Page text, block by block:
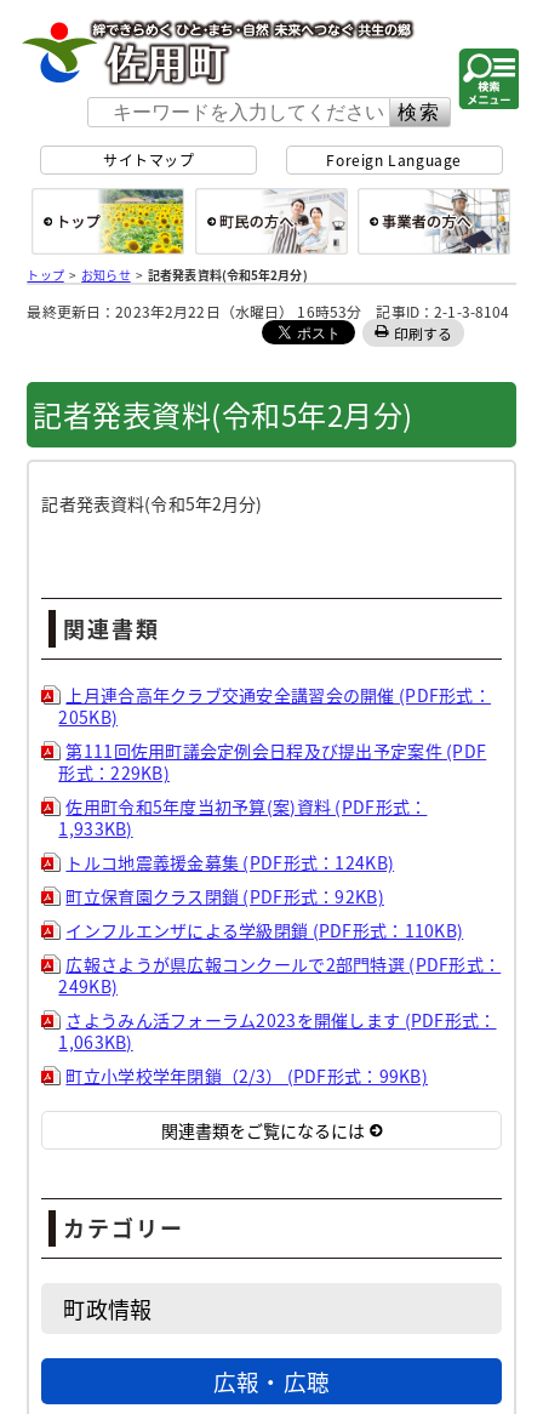
サイトマップ Foreign Language
総合トップ
トップ> お知らせ>記者発表資料(令和5年2月分)
最終更新日：2023年2月22日（水曜日） 16時53分 記事ID：2-1-3-8104
印刷する
記者発表資料(令和5年2月分)
記者発表資料(令和5年2月分)
関連書類
上月連合高年クラブ交通安全講習会の開催 (PDF形式：
205KB)
第111回佐用町議会定例会日程及び提出予定案件 (PDF
形式：229KB)
佐用町令和5年度当初予算(案)資料 (PDF形式：
1,933KB)
トルコ地震義援金募集 (PDF形式：124KB)
町立保育園クラス閉鎖 (PDF形式：92KB)
インフルエンザによる学級閉鎖 (PDF形式：110KB)
広報さようが県広報コンクールで2部門特選 (PDF形式：
249KB)
さようみん活フォーラム2023を開催します (PDF形式：
1,063KB)
町立小学校学年閉鎖（2/3） (PDF形式：99KB)
関連書類をご覧になるには
カテゴリー
町政情報
広報・広聴